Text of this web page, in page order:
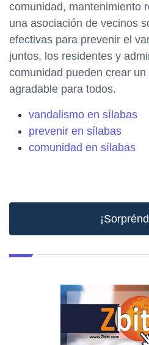
comunidad, mantenimiento
una asociación de vecinos
efectivas para prevenir el
juntos, los residentes y
comunidad pueden crear
agradable para todos.
vandalismo en sílabas
prevenir en sílabas
comunidad en sílabas